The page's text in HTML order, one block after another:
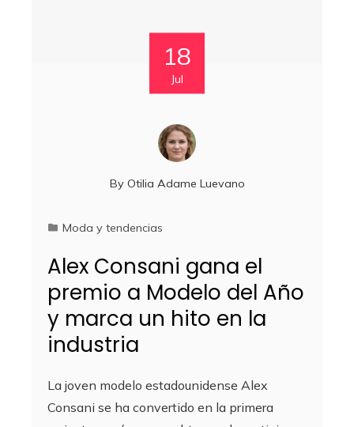
18
Jul
By Otilia Adame Luevano
Moda y tendencias
Alex Consani gana el
premio a Modelo del Año
y marca un hito en la
industria
La joven modelo estadounidense Alex
Consani se ha convertido en la primera